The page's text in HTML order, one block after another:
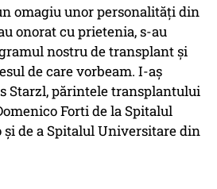
omagiu unor personalități din
onorat cu prietenia, s-au
nostru de transplant și
de care vorbeam. I-aș
Starzl, părintele transplantului
Forti de la Spitalul
de a Spitalul Universitare din